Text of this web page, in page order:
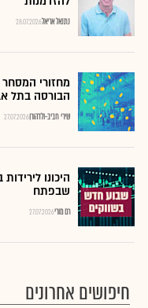
28.07.2026נתנאל אריאל
מחזורי
הבורסה בתל
27.07.2026שירי חביב-ולדהורן
היכונו
שבפתח
27.07.2026רם מורי
חיפושים אחרונים